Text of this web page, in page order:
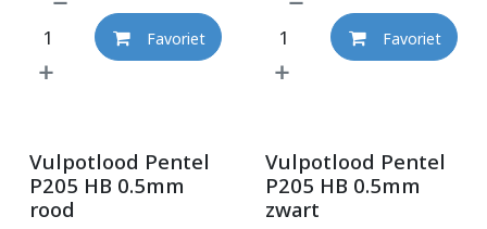
Favoriet Favoriet
Vulpotlood Pentel
P205 HB 0.5mm
rood
Vulpotlood Pentel
P205 HB 0.5mm
zwart